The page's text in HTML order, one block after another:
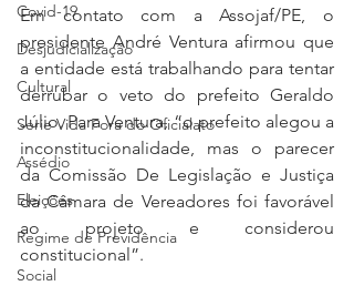
Covid-19
Desjudicialização
Cultural
Serie Vida Fora do Oficialato
Assédio
Eleições
Regime de Previdência
Social
Em contato com a Assojaf/PE, o
presidente André Ventura afirmou que
a entidade está trabalhando para tentar
derrubar o veto do prefeito Geraldo
Júlio. Para Ventura, “o prefeito alegou a
inconstitucionalidade, mas o parecer
da Comissão De Legislação e Justiça
da Câmara de Vereadores foi favorável
ao projeto e considerou
constitucional”.